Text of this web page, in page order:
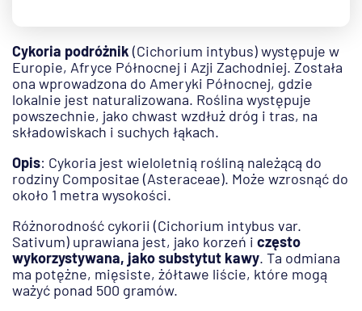
Cykoria podróżnik (Cichorium intybus) występuje w
Europie, Afryce Północnej i Azji Zachodniej. Została
ona wprowadzona do Ameryki Północnej, gdzie
lokalnie jest naturalizowana. Roślina występuje
powszechnie, jako chwast wzdłuż dróg i tras, na
składowiskach i suchych łąkach.
Opis: Cykoria jest wieloletnią rośliną należącą do
rodziny Compositae (Asteraceae). Może wzrosnąć do
około 1 metra wysokości.
Różnorodność cykorii (Cichorium intybus var.
Sativum) uprawiana jest, jako korzeń i często
wykorzystywana, jako substytut kawy. Ta odmiana
ma potężne, mięsiste, żółtawe liście, które mogą
ważyć ponad 500 gramów.